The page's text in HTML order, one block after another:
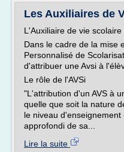
Les Auxiliaires de
L'Auxiliaire de vie
Dans le cadre de la mise
Personnalisé de
d'attribuer une Avsi à
Le rôle de l'AVSi
"L'attribution d'un AVS à
quelle que soit la nature
le niveau
approfondi de sa...
Lire la suite